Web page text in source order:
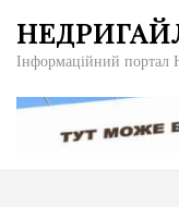
вмісту
Enter)
Інформаційний портал